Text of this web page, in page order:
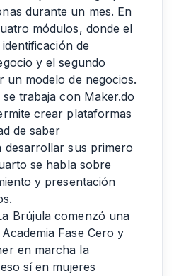
durante un mes. En
módulos, donde el
de
y el segundo
un modelo de negocios.
trabaja con Maker.do
crear plataformas
de saber
sus primero
se habla sobre
y presentación
Brújula comenzó una
Fase Cero y
en marcha la
sí en mujeres